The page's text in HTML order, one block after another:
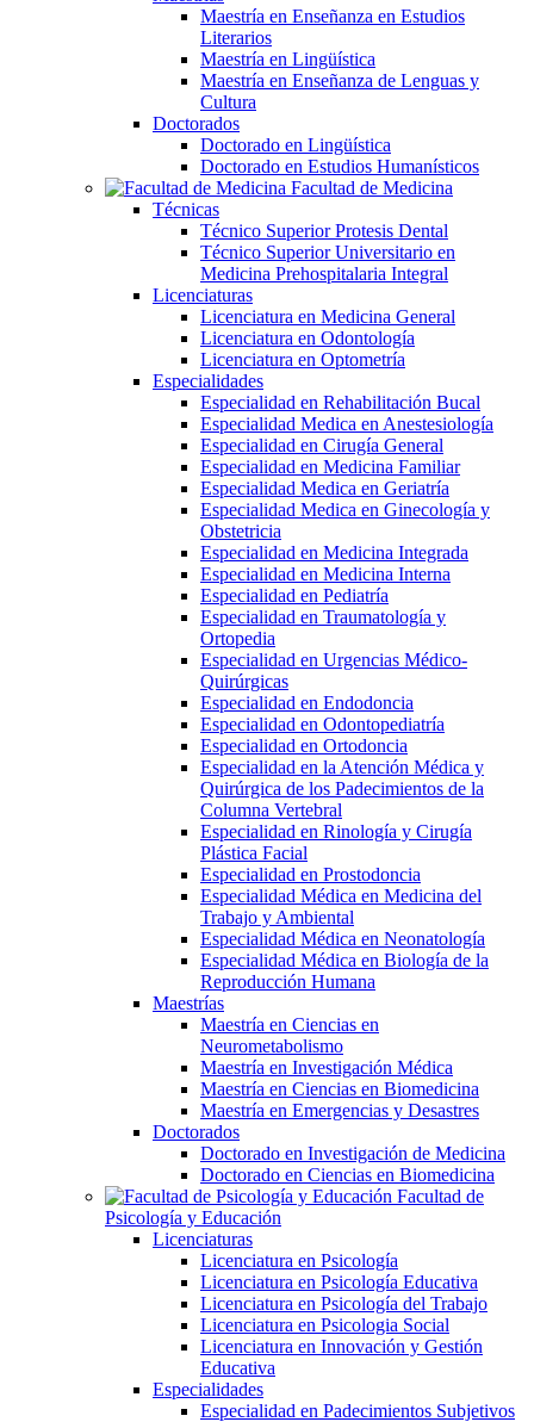
Maestría en Enseñanza en Estudios
Literarios
Maestría en Lingüística
Maestría en Enseñanza de Lenguas y
Cultura
Doctorados
Doctorado en Lingüística
Doctorado en Estudios Humanísticos
Facultad de Medicina
Técnicas
Técnico Superior Protesis Dental
Técnico Superior Universitario en
Medicina Prehospitalaria Integral
Licenciaturas
Licenciatura en Medicina General
Licenciatura en Odontología
Licenciatura en Optometría
Especialidades
Especialidad en Rehabilitación Bucal
Especialidad Medica en Anestesiología
Especialidad en Cirugía General
Especialidad en Medicina Familiar
Especialidad Medica en Geriatría
Especialidad Medica en Ginecología y
Obstetricia
Especialidad en Medicina Integrada
Especialidad en Medicina Interna
Especialidad en Pediatría
Especialidad en Traumatología y
Ortopedia
Especialidad en Urgencias Médico-
Quirúrgicas
Especialidad en Endodoncia
Especialidad en Odontopediatría
Especialidad en Ortodoncia
Especialidad en la Atención Médica y
Quirúrgica de los Padecimientos de la
Columna Vertebral
Especialidad en Rinología y Cirugía
Plástica Facial
Especialidad en Prostodoncia
Especialidad Médica en Medicina del
Trabajo y Ambiental
Especialidad Médica en Neonatología
Especialidad Médica en Biología de la
Reproducción Humana
Maestrías
Maestría en Ciencias en
Neurometabolismo
Maestría en Investigación Médica
Maestría en Ciencias en Biomedicina
Maestría en Emergencias y Desastres
Doctorados
Doctorado en Investigación de Medicina
Doctorado en Ciencias en Biomedicina
Facultad de
Psicología y Educación
Licenciaturas
Licenciatura en Psicología
Licenciatura en Psicología Educativa
Licenciatura en Psicología del Trabajo
Licenciatura en Psicologia Social
Licenciatura en Innovación y Gestión
Educativa
Especialidades
Especialidad en Padecimientos Subjetivos